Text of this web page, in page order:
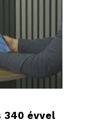
340 évvel